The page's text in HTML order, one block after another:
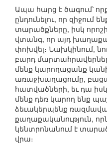
Ապա հարց է ծագում՝
ընդունելու, որ զիջում
տարածքները, իսկ
վտանգ, որ այդ
փոխվել։ Նախկինում,
բարդ
մենք կարողացանք
առաջխաղացումը,
հատվածների, եւ դա
մենք դեռ կարող ենք
ձեւակերպենք
քաղաքականություն,
կենտրոնանում է
վրա։